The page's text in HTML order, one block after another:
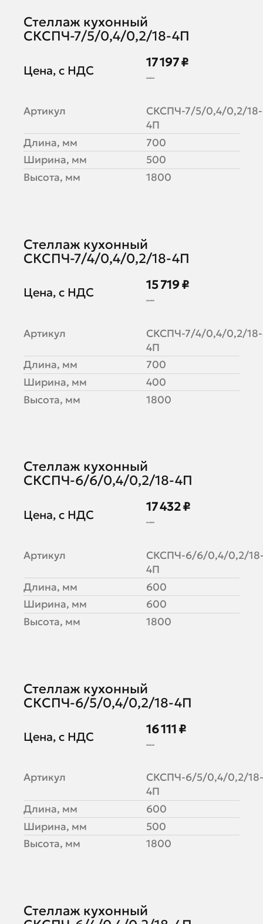
Стеллаж кухонный
СКСПЧ-7/5/0,4/0,2/18-4П
Цена, с НДС
17 197 ₽
20 972 ₽
Артикул
СКСПЧ-7/5/0,4/0,2/18-
4П
Длина, мм
700
Ширина, мм
500
Высота, мм
1800
Стеллаж кухонный
СКСПЧ-7/4/0,4/0,2/18-4П
Цена, с НДС
15 719 ₽
19 169 ₽
Артикул
СКСПЧ-7/4/0,4/0,2/18-
4П
Длина, мм
700
Ширина, мм
400
Высота, мм
1800
Стеллаж кухонный
СКСПЧ-6/6/0,4/0,2/18-4П
Цена, с НДС
17 432 ₽
21 259 ₽
Артикул
СКСПЧ-6/6/0,4/0,2/
4П
Длина, мм
600
Ширина, мм
600
Высота, мм
1800
Стеллаж кухонный
СКСПЧ-6/5/0,4/0,2/18-4П
Цена, с НДС
16 111 ₽
19 647 ₽
Артикул
СКСПЧ-6/5/0,4/0,2/18-
4П
Длина, мм
600
Ширина, мм
500
Высота, мм
1800
Стеллаж кухонный